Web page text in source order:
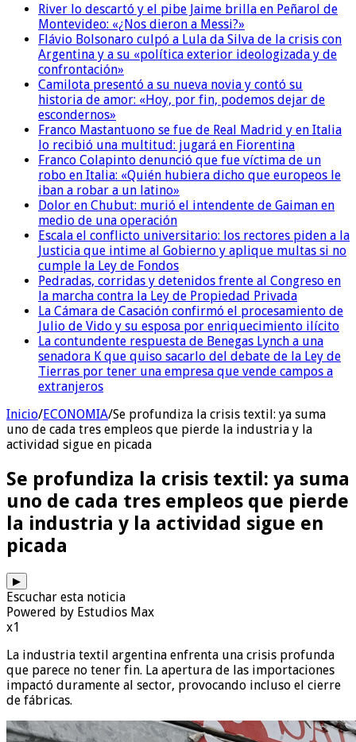
River lo descartó y el pibe Jaime brilla en Peñarol de
Montevideo: «¿Nos dieron a Messi?»
Flávio Bolsonaro culpó a Lula da Silva de la crisis con
Argentina y a su «política exterior ideologizada y de
confrontación»
Camilota presentó a su nueva novia y contó su
historia de amor: «Hoy, por fin, podemos dejar de
escondernos»
Franco Mastantuono se fue de Real Madrid y en Italia
lo recibió una multitud: jugará en Fiorentina
Franco Colapinto denunció que fue víctima de un
robo en Italia: «Quién hubiera dicho que europeos le
iban a robar a un latino»
Dolor en Chubut: murió el intendente de Gaiman en
medio de una operación
Escala el conflicto universitario: los rectores piden a la
Justicia que intime al Gobierno y aplique multas si no
cumple la Ley de Fondos
Pedradas, corridas y detenidos frente al Congreso en
la marcha contra la Ley de Propiedad Privada
La Cámara de Casación confirmó el procesamiento de
Julio de Vido y su esposa por enriquecimiento ilícito
La contundente respuesta de Benegas Lynch a una
senadora K que quiso sacarlo del debate de la Ley de
Tierras por tener una empresa que vende campos a
extranjeros
Inicio/ECONOMIA/Se profundiza la crisis textil: ya suma
uno de cada tres empleos que pierde la industria y la
actividad sigue en picada
Se profundiza la crisis textil: ya suma
uno de cada tres empleos que pierde
la industria y la actividad sigue en
picada
▶
Escuchar esta noticia
Powered by Estudios Max
x1
La industria textil argentina enfrenta una crisis profunda
que parece no tener fin. La apertura de las importaciones
impactó duramente al sector, provocando incluso el cierre
de fábricas.